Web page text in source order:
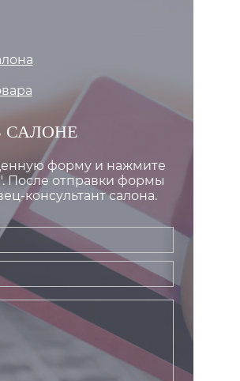
САЛОНЕ
форму и нажмите
После отправки формы
консультант салона.